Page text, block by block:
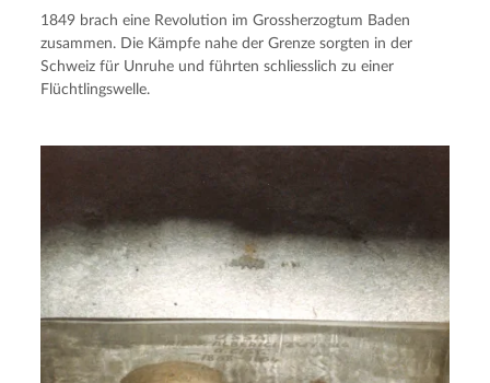
1849 brach eine Revolution im Grossherzogtum Baden
zusammen. Die Kämpfe nahe der Grenze sorgten in der
Schweiz für Unruhe und führten schliesslich zu einer
Flüchtlingswelle.